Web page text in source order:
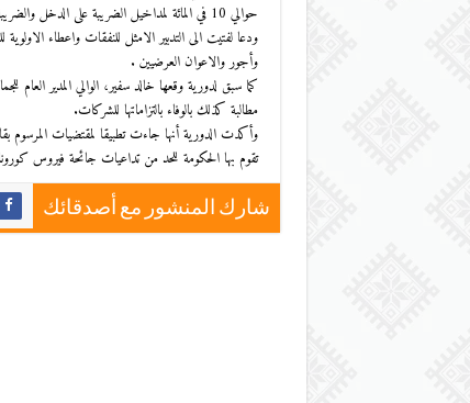
حوالي 10 في المائة لمداخيل الضريبة على الدخل والضريبة على الشركات وحوالي 20 في المائة لمداخيل ذاتية للجماعات الترابية برسم سنة 2020.
ودعا لفتيت الى التدبير الامثل للنفقات واعطاء الاولوية
وأجور والاعوان العرضيين .
كما سبق لدورية وقعها خالد سفير، الوالي المدير العام
مطالبة كذلك بالوفاء بالتزاماتها للشركات.
وأكدت الدورية أنها جاءت تطبيقا لمقتضيات المرسوم
تقوم بها الحكومة للحد من تداعيات جائحة فيروس كورونا
شارك المنشور مع أصدقائك